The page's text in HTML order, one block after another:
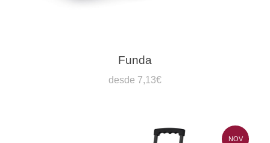
Funda
desde 7,13€
NOV